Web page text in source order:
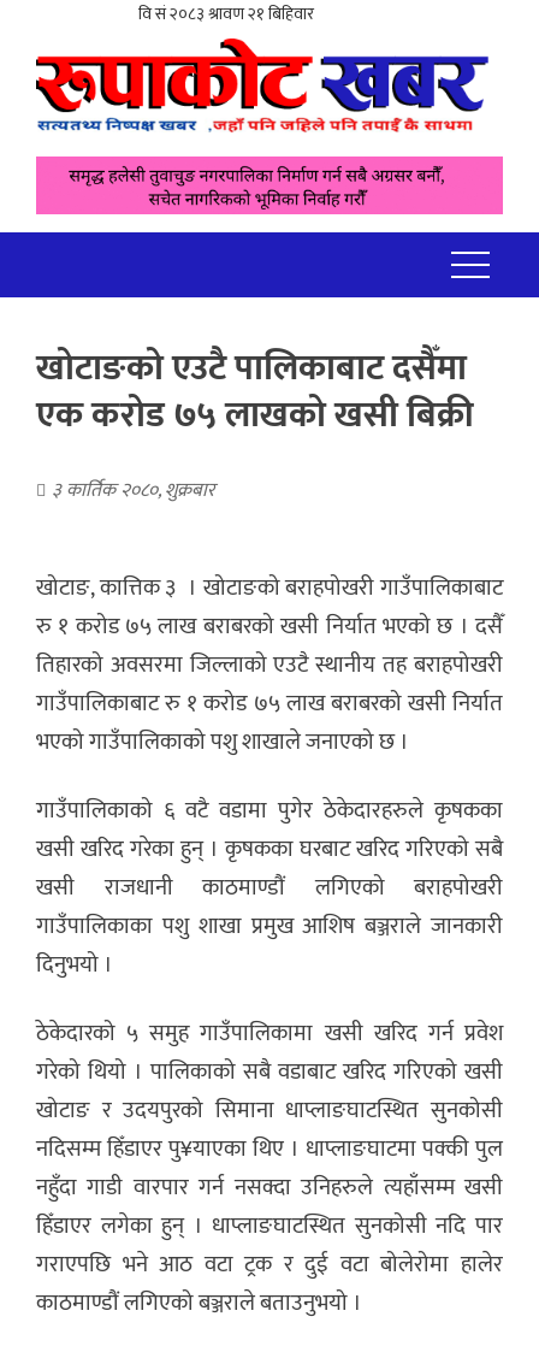
खोटाङको एउटै पालिकाबाट दसैँमा
एक करोड ७५ लाखको खसी बिक्री
३ कार्तिक २०८०, शुक्रबार
खोटाङ, कात्तिक ३ । खोटाङको बराहपोखरी गाउँपालिकाबाट
रु १ करोड ७५ लाख बराबरको खसी निर्यात भएको छ । दसैँ
तिहारको अवसरमा जिल्लाको एउटै स्थानीय तह बराहपोखरी
गाउँपालिकाबाट रु १ करोड ७५ लाख बराबरको खसी निर्यात
भएको गाउँपालिकाको पशु शाखाले जनाएको छ ।
गाउँपालिकाको ६ वटै वडामा पुगेर ठेकेदारहरुले कृषकका
खसी खरिद गरेका हुन् । कृषकका घरबाट खरिद गरिएको सबै
खसी राजधानी काठमाण्डौं लगिएको बराहपोखरी
गाउँपालिकाका पशु शाखा प्रमुख आशिष बञ्जराले जानकारी
दिनुभयो ।
ठेकेदारको ५ समुह गाउँपालिकामा खसी खरिद गर्न प्रवेश
गरेको थियो । पालिकाको सबै वडाबाट खरिद गरिएको खसी
खोटाङ र उदयपुरको सिमाना धाप्लाङघाटस्थित सुनकोसी
नदिसम्म हिँडाएर पु¥याएका थिए । धाप्लाङघाटमा पक्की पुल
नहुँदा गाडी वारपार गर्न नसक्दा उनिहरुले त्यहाँसम्म खसी
हिँडाएर लगेका हुन् । धाप्लाङघाटस्थित सुनकोसी नदि पार
गराएपछि भने आठ वटा ट्रक र दुई वटा बोलेरोमा हालेर
काठमाण्डौं लगिएको बञ्जराले बताउनुभयो ।